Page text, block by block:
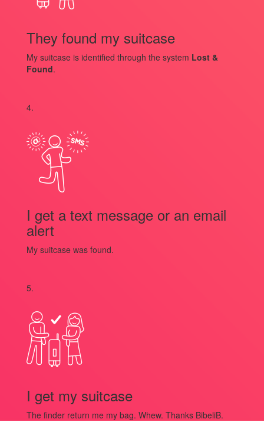
They found my suitcase
My suitcase is identified through the system Lost &
Found.
4.
I get a text message or an email
alert
My suitcase was found.
5.
I get my suitcase
The finder return me my bag. Whew. Thanks BibeliB.